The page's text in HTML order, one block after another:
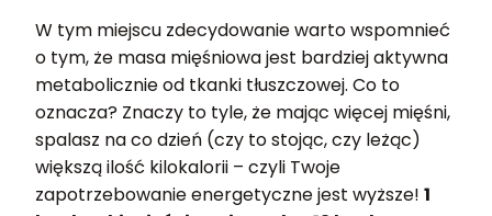
W tym miejscu zdecydowanie warto wspomnieć
o tym, że masa mięśniowa jest bardziej aktywna
metabolicznie od tkanki tłuszczowej. Co to
oznacza? Znaczy to tyle, że mając więcej mięśni,
spalasz na co dzień (czy to stojąc, czy leżąc)
większą ilość kilokalorii – czyli Twoje
zapotrzebowanie energetyczne jest wyższe! 1